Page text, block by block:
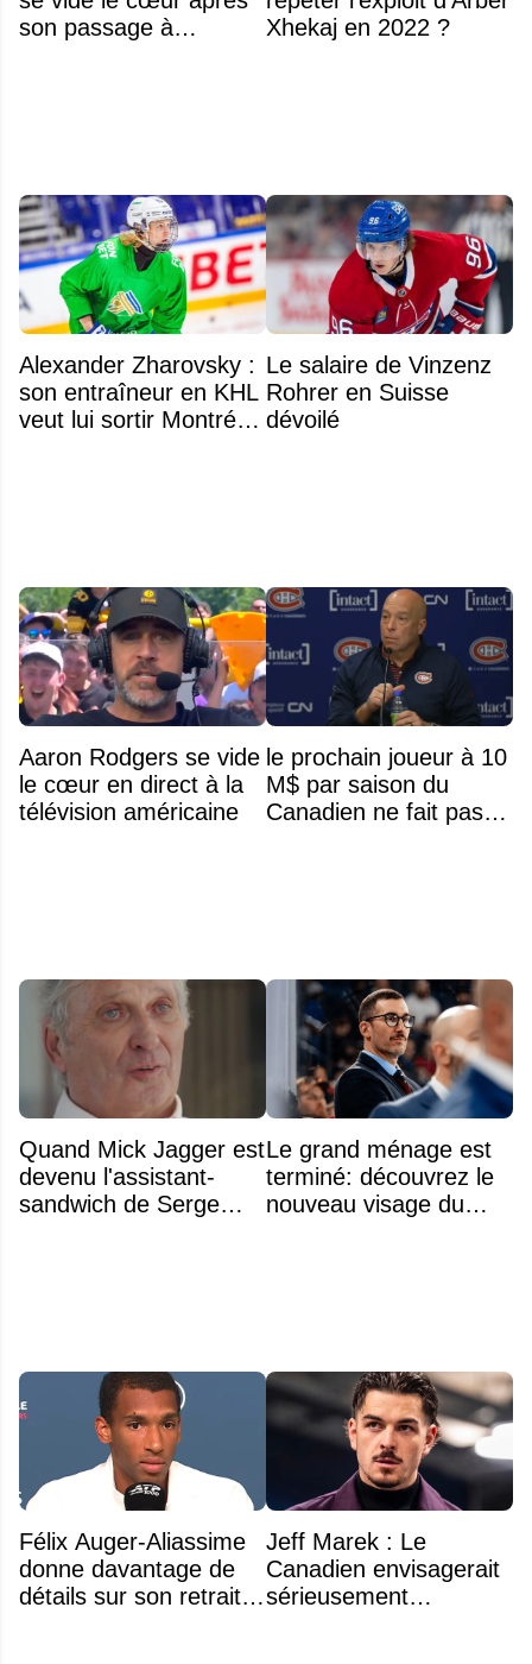
son passage à
Xhekaj en 2022 ?
Alexander Zharovsky :
son entraîneur en KHL
veut lui sortir Montréal
Le salaire de Vinzenz
Rohrer en Suisse
dévoilé
Aaron Rodgers se vide
le cœur en direct à la
télévision américaine
le prochain joueur à 10
M$ par saison du
Canadien ne fait pas
Quand Mick Jagger est
devenu l'assistant-
sandwich de Serge
Le grand ménage est
terminé: découvrez le
nouveau visage du
Félix Auger-Aliassime
donne davantage de
détails sur son retrait
Jeff Marek : Le
Canadien envisagerait
sérieusement